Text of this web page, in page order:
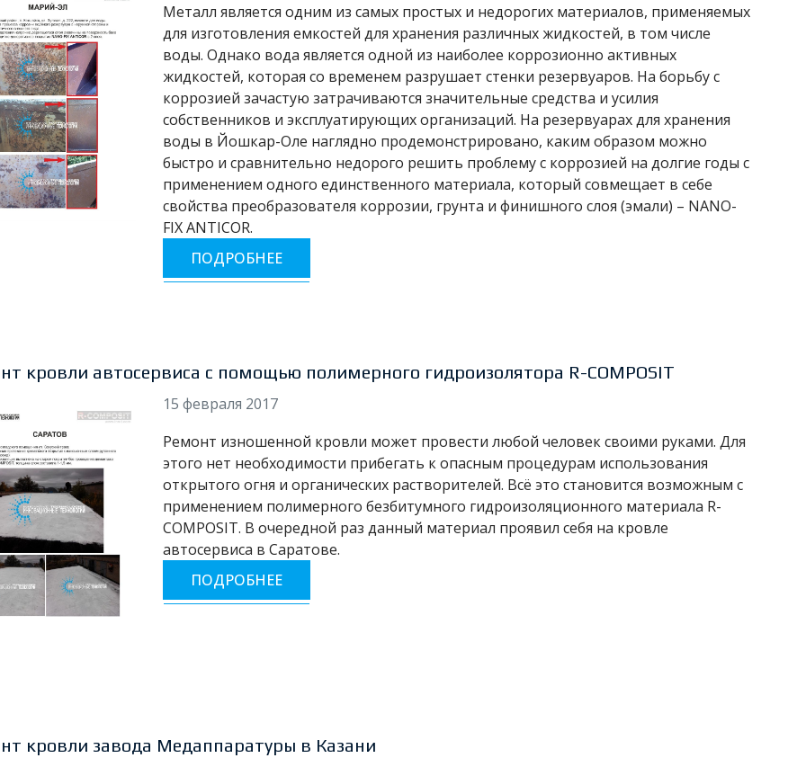
Металл является одним из самых простых и недорогих материалов, применяемых
для изготовления емкостей для хранения различных жидкостей, в том числе
воды. Однако вода является одной из наиболее коррозионно активных
жидкостей, которая со временем разрушает стенки резервуаров. На борьбу с
коррозией зачастую затрачиваются значительные средства и усилия
собственников и эксплуатирующих организаций. На резервуарах для хранения
воды в Йошкар-Оле наглядно продемонстрировано, каким образом можно
быстро и сравнительно недорого решить проблему с коррозией на долгие годы с
применением одного единственного материала, который совмещает в себе
свойства преобразователя коррозии, грунта и финишного слоя (эмали) – NANO-
FIX ANTICOR.
ПОДРОБНЕЕ
кровли автосервиса с помощью полимерного гидроизолятора R-COMPOSIT
15 февраля 2017
Ремонт изношенной кровли может провести любой человек своими руками. Для
этого нет необходимости прибегать к опасным процедурам использования
открытого огня и органических растворителей. Всё это становится возможным с
применением полимерного безбитумного гидроизоляционного материала R-
COMPOSIT. В очередной раз данный материал проявил себя на кровле
автосервиса в Саратове.
ПОДРОБНЕЕ
кровли завода Медаппаратуры в Казани